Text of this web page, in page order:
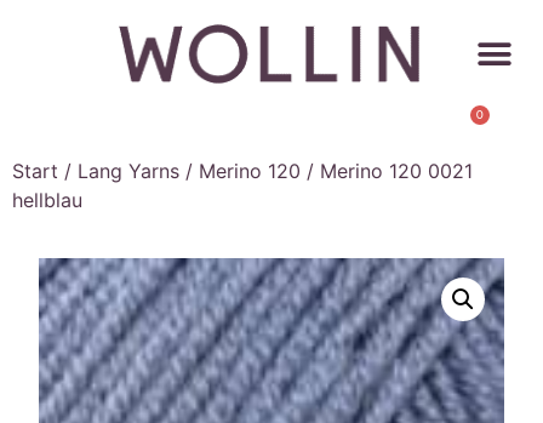
0
Start / Lang Yarns / Merino 120 / Merino 120 0021
hellblau